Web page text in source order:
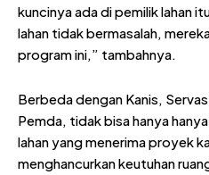
kuncinya ada di pemilik lahan
lahan tidak bermasalah,
program ini,” tambahnya.
Berbeda dengan Kanis,
Pemda, tidak bisa hanya
lahan yang menerima proyek
menghancurkan keutuhan